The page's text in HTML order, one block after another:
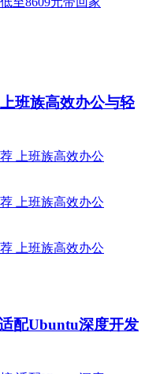
班族高效办公与轻
配Ubuntu深度开发